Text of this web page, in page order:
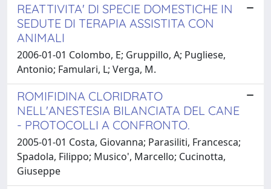
REATTIVITA' DI SPECIE DOMESTICHE IN
SEDUTE DI TERAPIA ASSISTITA CON
ANIMALI
2006-01-01 Colombo, E; Gruppillo, A; Pugliese,
Antonio; Famulari, L; Verga, M.
ROMIFIDINA CLORIDRATO
NELL'ANESTESIA BILANCIATA DEL CANE
- PROTOCOLLI A CONFRONTO.
2005-01-01 Costa, Giovanna; Parasiliti, Francesca;
Spadola, Filippo; Musico', Marcello; Cucinotta,
Giuseppe